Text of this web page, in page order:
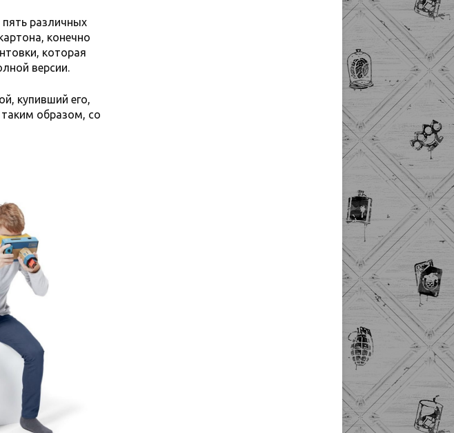
различных
конечно
которая
версии.
купивший его,
образом, со